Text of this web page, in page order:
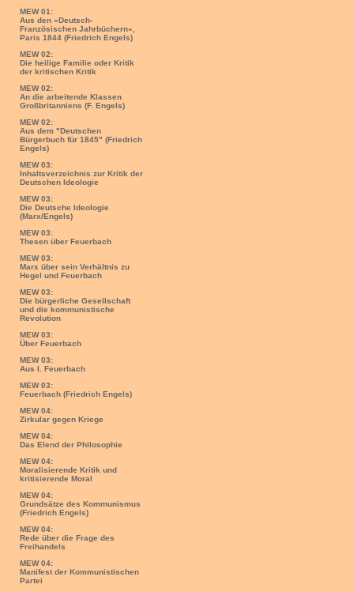
MEW 01:
Aus den »Deutsch-
Französischen Jahrbüchern«,
Paris 1844 (Friedrich Engels)
MEW 02:
Die heilige Familie oder Kritik
der kritischen Kritik
MEW 02:
An die arbeitende Klassen
Großbritanniens (F. Engels)
MEW 02:
Aus dem "Deutschen
Bürgerbuch für 1845" (Friedrich
Engels)
MEW 03:
Inhaltsverzeichnis zur Kritik der
Deutschen Ideologie
MEW 03:
Die Deutsche Ideologie
(Marx/Engels)
MEW 03:
Thesen über Feuerbach
MEW 03:
Marx über sein Verhältnis zu
Hegel und Feuerbach
MEW 03:
Die bürgerliche Gesellschaft
und die kommunistische
Revolution
MEW 03:
Über Feuerbach
MEW 03:
Aus I. Feuerbach
MEW 03:
Feuerbach (Friedrich Engels)
MEW 04:
Zirkular gegen Kriege
MEW 04:
Das Elend der Philosophie
MEW 04:
Moralisierende Kritik und
kritisierende Moral
MEW 04:
Grundsätze des Kommunismus
(Friedrich Engels)
MEW 04:
Rede über die Frage des
Freihandels
MEW 04:
Manifest der Kommunistischen
Partei